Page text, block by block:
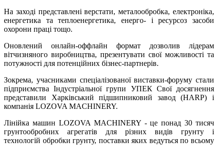
На заході представлені верстати, металообробка, електроніка,
енергетика та теплоенергетика, енерго- і ресурсоз засоби
охорони праці тощо.
Оновлений онлайн-оффлайн формат дозволив лідерам
вітчизняного виробництва, презентувати свої можливості та
потужності для потенційних бізнес-партнерів.
Зокрема, учасниками спеціалізованої виставки-форуму стали
підприємства Індустріальної групи УПЕК Свої досягнення
представили Харківський підшипниковий завод (HARP) і
компанія LOZOVA MACHINERY.
Лінійка машин LOZOVA MACHINERY - це понад 30 тисяч
грунтообробних агрегатів для різних видів грунту і
технологій обробки грунту, поставки яких ведуться по всьому